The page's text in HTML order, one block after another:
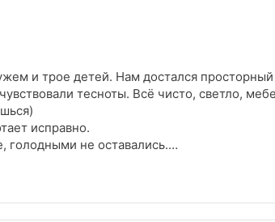
и трое детей. Нам достался
тесноты. Всё чисто, светло,
исправно.
голодными не оставались.